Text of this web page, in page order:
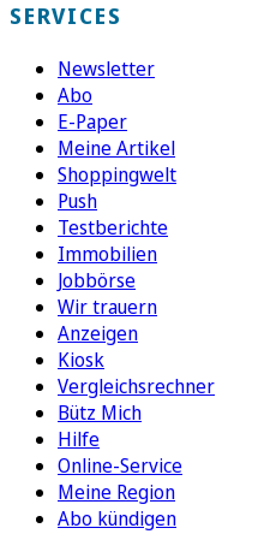
SERVICES
Newsletter
Abo
E-Paper
Meine Artikel
Shoppingwelt
Push
Testberichte
Immobilien
Jobbörse
Wir trauern
Anzeigen
Kiosk
Vergleichsrechner
Bütz Mich
Hilfe
Online-Service
Meine Region
Abo kündigen